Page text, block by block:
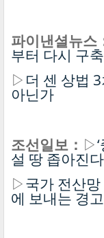
파이낸셜뉴스
부터 다시 구
▷ 더 센 상법
아닌가
조선일보： ▷
설 땅 좁아진
▷국가 전산
에 보내는 경